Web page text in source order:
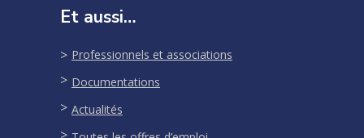
Et aussi…
Professionnels et associations
Documentations
Actualités